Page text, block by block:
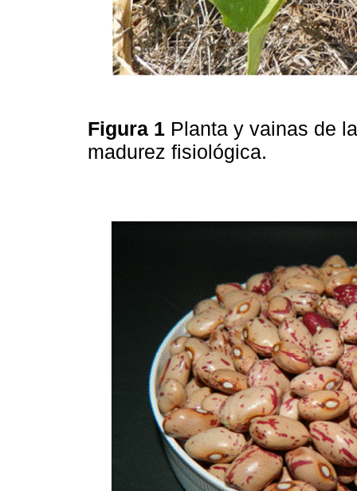
Figura 1 Planta y vainas de
madurez fisiológica.